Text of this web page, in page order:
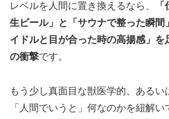
レベルを人間に置き換えるなら、
生ビール」と「サウナで整った瞬間
イドルと目が合った時の高揚感」を
の衝撃です。
もう少し真面目な獣医学的、あるい
「人間でいうと」何なのかを紐解